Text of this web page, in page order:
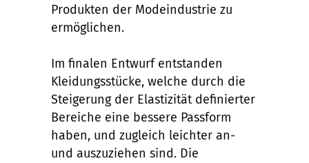
Produkten der Modeindustrie zu
ermöglichen.
Im finalen Entwurf entstanden
Kleidungsstücke, welche durch die
Steigerung der Elastizität definierter
Bereiche eine bessere Passform
haben, und zugleich leichter an-
und auszuziehen sind. Die